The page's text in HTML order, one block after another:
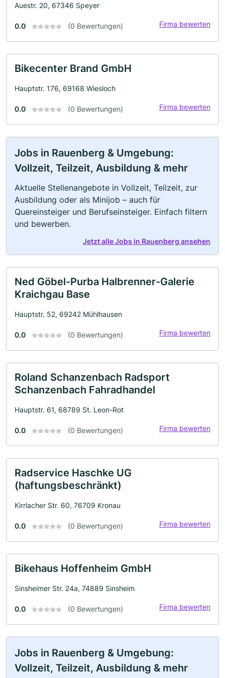
Auestr. 20, 67346 Speyer
0.0 (0 Bewertungen) Firma bewerten
Bikecenter Brand GmbH
Hauptstr. 176, 69168 Wiesloch
0.0 (0 Bewertungen) Firma bewerten
Jobs in Rauenberg & Umgebung:
Vollzeit, Teilzeit, Ausbildung & mehr
Aktuelle Stellenangebote in Vollzeit, Teilzeit, zur
Ausbildung oder als Minijob – auch für
Quereinsteiger und Berufseinsteiger. Einfach filtern
und bewerben.
Jetzt alle Jobs in Rauenberg ansehen
Ned Göbel-Purba Halbrenner-Galerie
Kraichgau Base
Hauptstr. 52, 69242 Mühlhausen
0.0 (0 Bewertungen) Firma bewerten
Roland Schanzenbach Radsport
Schanzenbach Fahradhandel
Hauptstr. 61, 68789 St. Leon-Rot
0.0 (0 Bewertungen) Firma bewerten
Radservice Haschke UG
(haftungsbeschränkt)
Kirrlacher Str. 60, 76709 Kronau
0.0 (0 Bewertungen) Firma bewerten
Bikehaus Hoffenheim GmbH
Sinsheimer Str. 24a, 74889 Sinsheim
0.0 (0 Bewertungen) Firma bewerten
Jobs in Rauenberg & Umgebung:
Vollzeit, Teilzeit, Ausbildung & mehr